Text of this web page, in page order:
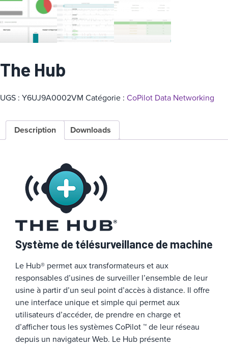
a
t
o
e
The Hub
UGS : Y6UJ9A0002VM Catégorie : CoPilot Data Networking
Description Downloads
Système de télésurveillance de machine
Le Hub® permet aux transformateurs et aux
responsables d’usines de surveiller l’ensemble de leur
usine à partir d’un seul point d’accès à distance. Il offre
une interface unique et simple qui permet aux
utilisateurs d’accéder, de prendre en charge et
d’afficher tous les systèmes CoPilot ™ de leur réseau
depuis un navigateur Web. Le Hub présente